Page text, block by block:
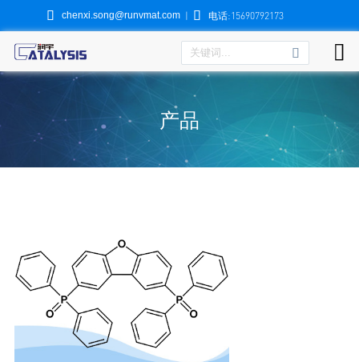
 chenxi.song@runvmat.com |  电话:15690792173

产品